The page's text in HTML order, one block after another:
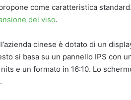
come caratteristica
del viso.
cinese è dotato di un
si basa su un pannello IPS con
e un formato in 16:10. Lo